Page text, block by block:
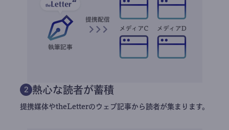
2 熱心な読者が蓄積
提携媒体やtheLetterのウェブ記事から読者が集まります。